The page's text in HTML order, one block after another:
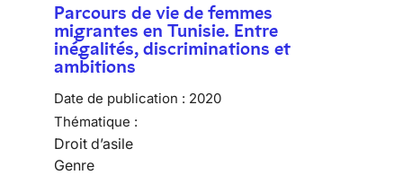
Parcours de vie de femmes
migrantes en Tunisie. Entre
inégalités, discriminations et
ambitions
Date de publication : 2020
Thématique :
Droit d’asile
Genre